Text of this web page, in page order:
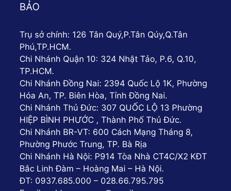
BẢO
Trụ sở chính: 126 Tân Quý,P.Tân Qúy,Q.Tân
Phú,TP.HCM.
Chi Nhánh Quận 10: 324 Nhật Tảo, P.6, Q.10,
TP.HCM.
Chi Nhánh Đồng Nai: 2394 Quốc Lộ 1K, Phường
Hóa An, TP. Biên Hòa, Tỉnh Đồng Nai.
Chi Nhánh Thủ Đức: 307 QUỐC LỘ 13 Phường
HIỆP BÌNH PHƯỚC , Thành Phố Thủ Đức.
Chi Nhánh BR-VT: 600 Cách Mạng Tháng 8,
Phường Phước Trung, TP. Bà Rịa
Chi Nhánh Hà Nội: P914 Tòa Nhà CT4C/X2 KĐT
Bắc Linh Đàm – Hoàng Mai – Hà Nội.
ĐT: 0937.685.000 – 028.66.795.795